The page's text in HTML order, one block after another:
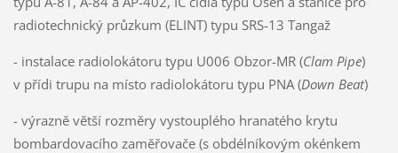
radiotechnický průzkum (ELINT) typu SRS-13 Tangaž
- instalace radiolokátoru typu U006 Obzor-MR (Clam Pipe)
v přídi trupu na místo radiolokátoru typu PNA (Down Beat)
- výrazně větší rozměry vystouplého hranatého krytu
bombardovacího zaměřovače (s obdélníkovým okénkem